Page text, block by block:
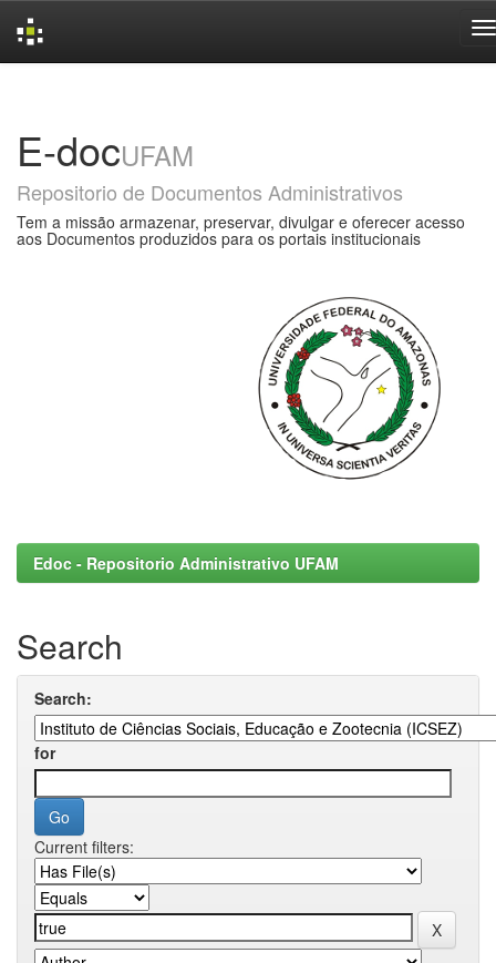
E-docUFAM
Repositorio de Documentos Administrativos
Tem a missão armazenar, preservar, divulgar e oferecer acesso
aos Documentos produzidos para os portais institucionais
Edoc - Repositorio Administrativo UFAM
Search
Search:
for
Current filters: